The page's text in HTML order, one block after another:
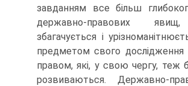
завданням все більш
державно-правових явищ,
збагачується і
предметом свого
правом, які, у свою чергу, теж
розвиваються. Державно-